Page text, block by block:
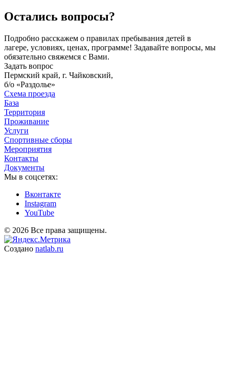
Остались вопросы?
Подробно расскажем о правилах пребывания детей в
лагере, условиях, ценах, программе! Задавайте вопросы, мы
обязательно свяжемся с Вами.
Задать вопрос
Пермский край, г. Чайковский,
б/о «Раздолье»
Схема проезда
База
Территория
Проживание
Услуги
Спортивные сборы
Мероприятия
Контакты
Документы
Мы в соцсетях:
Вконтакте
Instagram
YouTube
© 2026 Все права защищены.
Создано natlab.ru